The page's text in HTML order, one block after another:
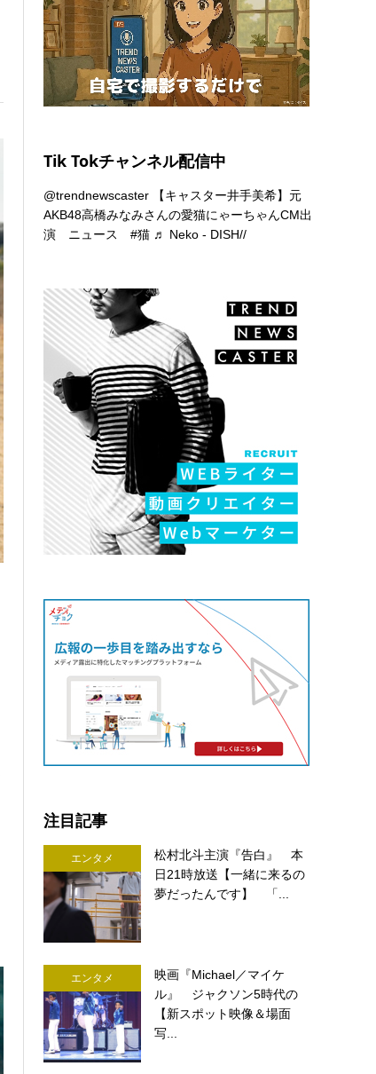
Tik Tokチャンネル配信中
@trendnewscaster 【キャスター井手美希】元
AKB48高橋みなみさんの愛猫にゃーちゃんCM出
演 ニュース#猫 ♬ Neko - DISH//
注目記事
エンタメ
松村北斗主演『告白』 本
日21時放送【一緒に来るの
夢だったんです】 「...
エンタメ
映画『Michael／マイケ
ル』 ジャクソン5時代の
【新スポット映像＆場面
写...